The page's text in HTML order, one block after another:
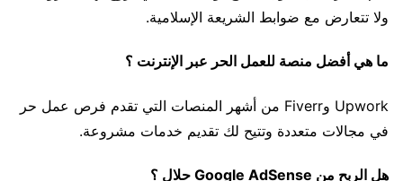
ولا تتعارض مع ضوابط الشريعة الإسلامية.
ما هي أفضل منصة للعمل الحر عبر الإنترنت ؟
Upwork وFiverr من أشهر المنصات التي تقدم فرص عمل حر
في مجالات متعددة وتتيح لك تقديم خدمات مشروعة.
هل الربح من Google AdSense حلال ؟